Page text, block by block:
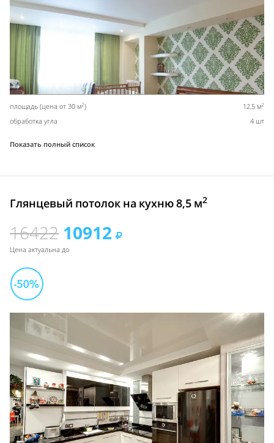
площадь (цена от 30 м2) 12,5 м2
обработка угла 4 шт
Показать полный список
Глянцевый потолок на кухню 8,5 м2
16422 10912
Цена актуальна до